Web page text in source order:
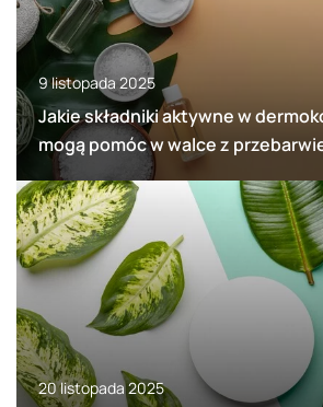
9 listopada 2025
Jakie składniki aktywne w
mogą pomóc w walce z
20 listopada 2025